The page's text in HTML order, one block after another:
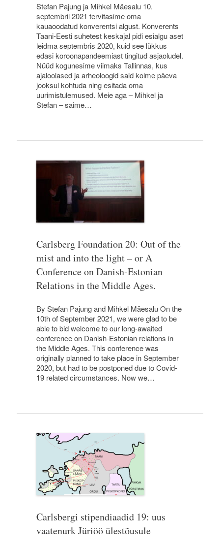
Stefan Pajung ja Mihkel Mäesalu 10.
septembril 2021 tervitasime oma
kauaoodatud konverentsi algust. Konverents
Taani-Eesti suhetest keskajal pidi esialgu aset
leidma septembris 2020, kuid see lükkus
edasi koroonapandeemiast tingitud asjaoludel.
Nüüd kogunesime viimaks Tallinnas, kus
ajaloolased ja arheoloogid said kolme päeva
jooksul kohtuda ning esitada oma
uurimistulemused. Meie aga – Mihkel ja
Stefan – saime…
Carlsberg Foundation 20: Out of the
mist and into the light – or A
Conference on Danish-Estonian
Relations in the Middle Ages.
By Stefan Pajung and Mihkel Mäesalu On the
10th of September 2021, we were glad to be
able to bid welcome to our long-awaited
conference on Danish-Estonian relations in
the Middle Ages. This conference was
originally planned to take place in September
2020, but had to be postponed due to Covid-
19 related circumstances. Now we…
Carlsbergi stipendiaadid 19: uus
vaatenurk Jüriöö ülestõusule